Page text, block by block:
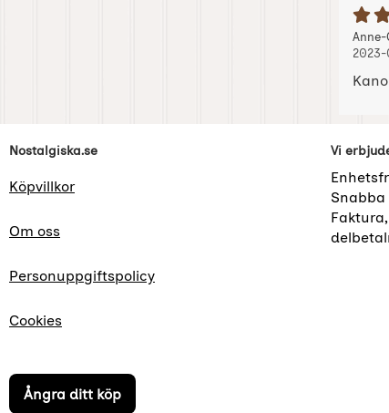
Sidfot Blandad info och länkar
Nostalgiska.se
Köpvillkor
Om oss
Personuppgiftspolicy
Cookies
Ångra ditt köp
Vi
Snabba